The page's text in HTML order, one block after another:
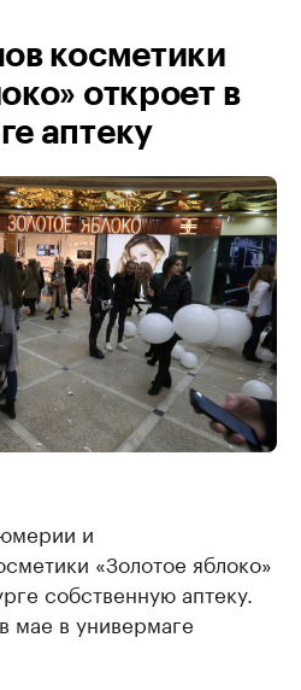
косметики
откроет в
аптеку
и
«Золотое яблоко»
собственную аптеку.
мае в универмаге